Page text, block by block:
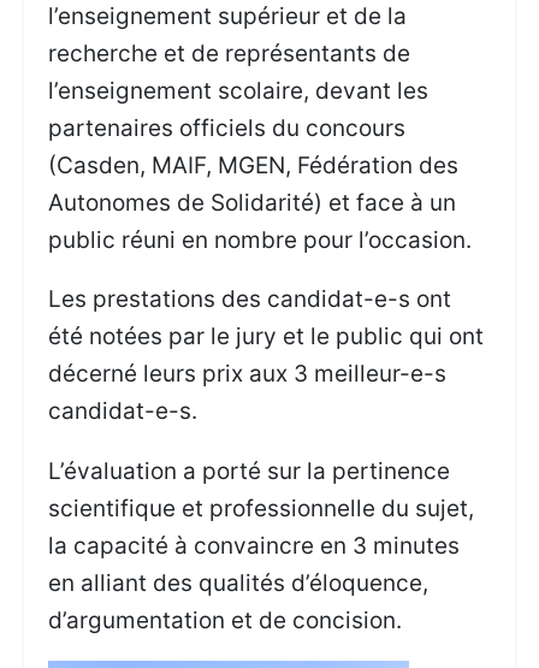
l’enseignement supérieur et de la
recherche et de représentants de
l’enseignement scolaire, devant les
partenaires officiels du concours
(Casden, MAIF, MGEN, Fédération des
Autonomes de Solidarité) et face à un
public réuni en nombre pour l’occasion.
Les prestations des candidat-e-s ont
été notées par le jury et le public qui ont
décerné leurs prix aux 3 meilleur-e-s
candidat-e-s.
L’évaluation a porté sur la pertinence
scientifique et professionnelle du sujet,
la capacité à convaincre en 3 minutes
en alliant des qualités d’éloquence,
d’argumentation et de concision.